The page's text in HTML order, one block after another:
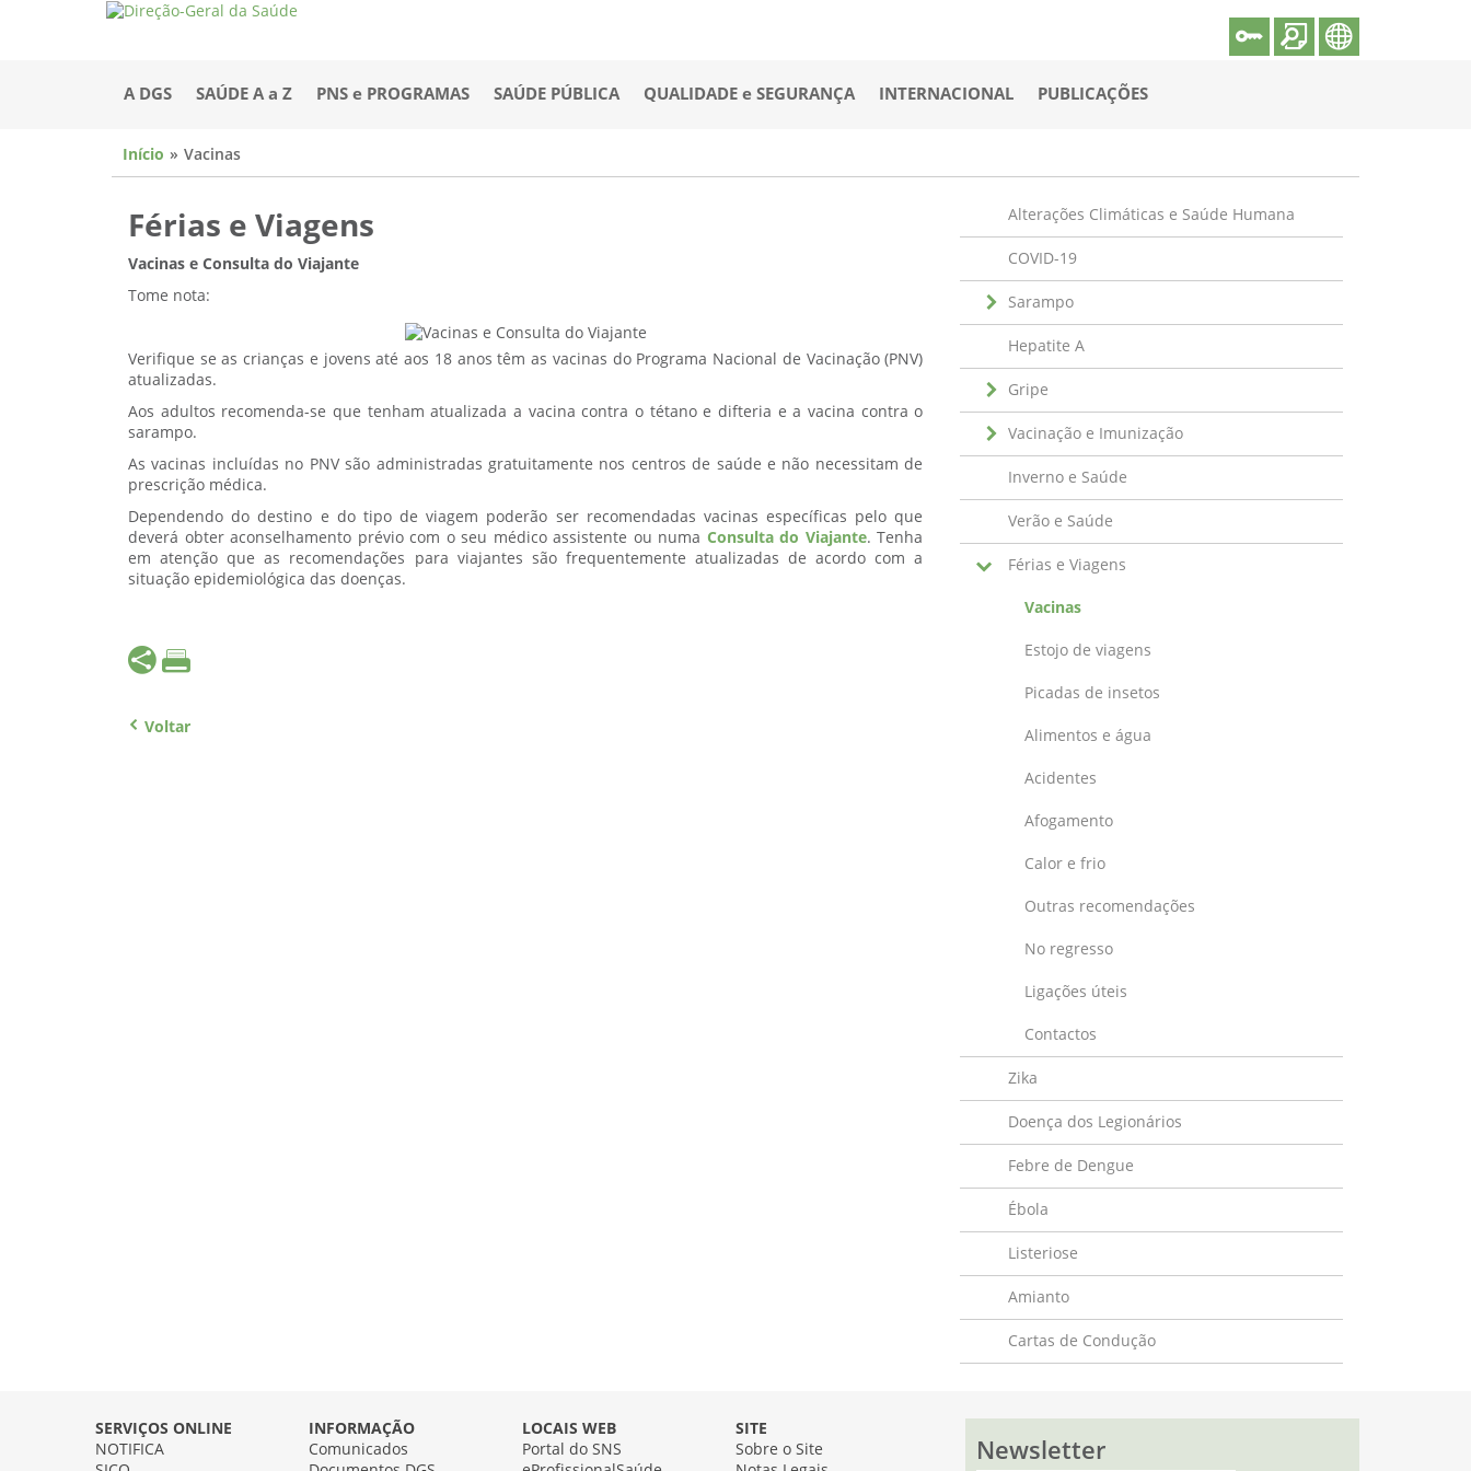
A DGS SAÚDE A a Z PNS e PROGRAMAS SAÚDE PÚBLICA QUALIDADE e SEGURANÇA INTERNACIONAL PUBLICAÇÕES
Início Vacinas
Férias e Viagens
Vacinas e Consulta do Viajante
Tome nota:
Verifique se as crianças e jovens até aos 18 anos têm as vacinas do Programa Nacional de Vacinação (PNV)
atualizadas.
Aos adultos recomenda-se que tenham atualizada a vacina contra o tétano e difteria e a vacina contra o
sarampo.
As vacinas incluídas no PNV são administradas gratuitamente nos centros de saúde e não necessitam de
prescrição médica.
Dependendo do destino e do tipo de viagem poderão ser recomendadas vacinas específicas pelo que
deverá obter aconselhamento prévio com o seu médico assistente ou numa Consulta do Viajante. Tenha
em atenção que as recomendações para viajantes são frequentemente atualizadas de acordo com a
situação epidemiológica das doenças.
Voltar
Alterações Climáticas e Saúde Humana
COVID-19
Sarampo
Hepatite A
Gripe
Vacinação e Imunização
Inverno e Saúde
Verão e Saúde
Férias e Viagens
Vacinas
Estojo de viagens
Picadas de insetos
Alimentos e água
Acidentes
Afogamento
Calor e frio
Outras recomendações
No regresso
Ligações úteis
Contactos
Zika
Doença dos Legionários
Febre de Dengue
Ébola
Listeriose
Amianto
Cartas de Condução
SERVIÇOS ONLINE
NOTIFICA
INFORMAÇÃO
Comunicados
LOCAIS WEB
Portal do SNS
SITE
Sobre o Site
Newsletter